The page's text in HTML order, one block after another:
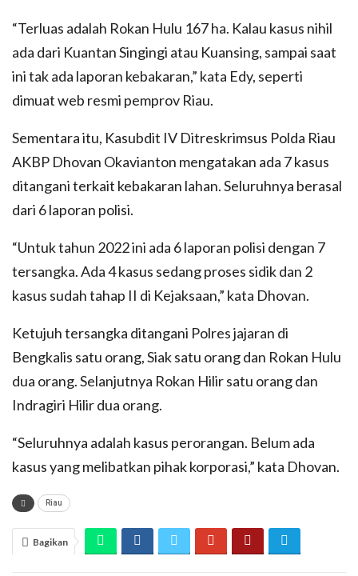
“Terluas adalah Rokan Hulu 167 ha. Kalau kasus nihil
ada dari Kuantan Singingi atau Kuansing, sampai saat
ini tak ada laporan kebakaran,” kata Edy, seperti
dimuat web resmi pemprov Riau.
Sementara itu, Kasubdit IV Ditreskrimsus Polda Riau
AKBP Dhovan Okavianton mengatakan ada 7 kasus
ditangani terkait kebakaran lahan. Seluruhnya berasal
dari 6 laporan polisi.
“Untuk tahun 2022 ini ada 6 laporan polisi dengan 7
tersangka. Ada 4 kasus sedang proses sidik dan 2
kasus sudah tahap II di Kejaksaan,” kata Dhovan.
Ketujuh tersangka ditangani Polres jajaran di
Bengkalis satu orang, Siak satu orang dan Rokan Hulu
dua orang. Selanjutnya Rokan Hilir satu orang dan
Indragiri Hilir dua orang.
“Seluruhnya adalah kasus perorangan. Belum ada
kasus yang melibatkan pihak korporasi,” kata Dhovan.
Riau
Bagikan